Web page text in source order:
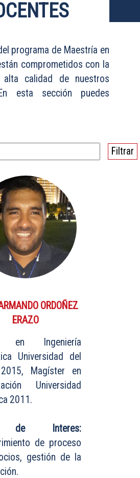
programa de Maestría en
comprometidos con la
calidad de nuestros
esta sección puedes
ORDOÑEZ
ERAZO
en Ingeniería
Universidad del
Magíster en
Universidad
2011.
de Interes:
de proceso
gestión de la